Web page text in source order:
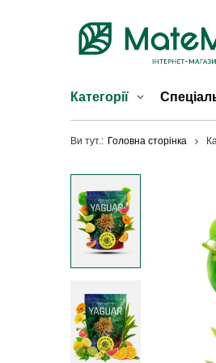
Категорії
Ви тут.: Головна сторінка